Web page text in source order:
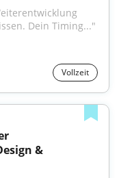
Dein Timing..."
Vollzeit
&